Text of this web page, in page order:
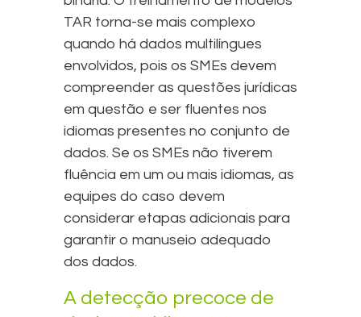
TAR torna-se mais complexo
quando há dados multilíngues
envolvidos, pois os SMEs devem
compreender as questões jurídicas
em questão e ser fluentes nos
idiomas presentes no conjunto de
dados. Se os SMEs não tiverem
fluência em um ou mais idiomas, as
equipes do caso devem
considerar etapas adicionais para
garantir o manuseio adequado
dos dados.
A detecção precoce de